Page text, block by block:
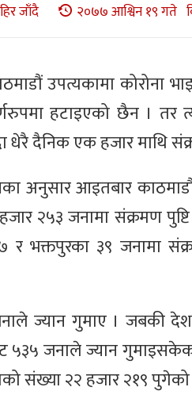
जाँदै २०७७ आश्विन १९ गते
उपत्यकामा कोरोना
हटाइएको छैन ।
धेरै दैनिक एक हजार माथि
अनुसार ‍आइतबार
२५३ जनामा संक्रमण
भक्तपुरका ३९ जनामा
ज्यान गुमाए । जबकी
५३५ जनाले ज्यान
संख्या २२ हजार २१९ पुगेको